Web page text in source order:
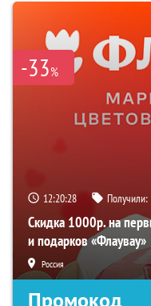
-33%
12:20:27 Получили:
Скидка 1000р. на
и подарков «Флаувау»
Россия
Промокод